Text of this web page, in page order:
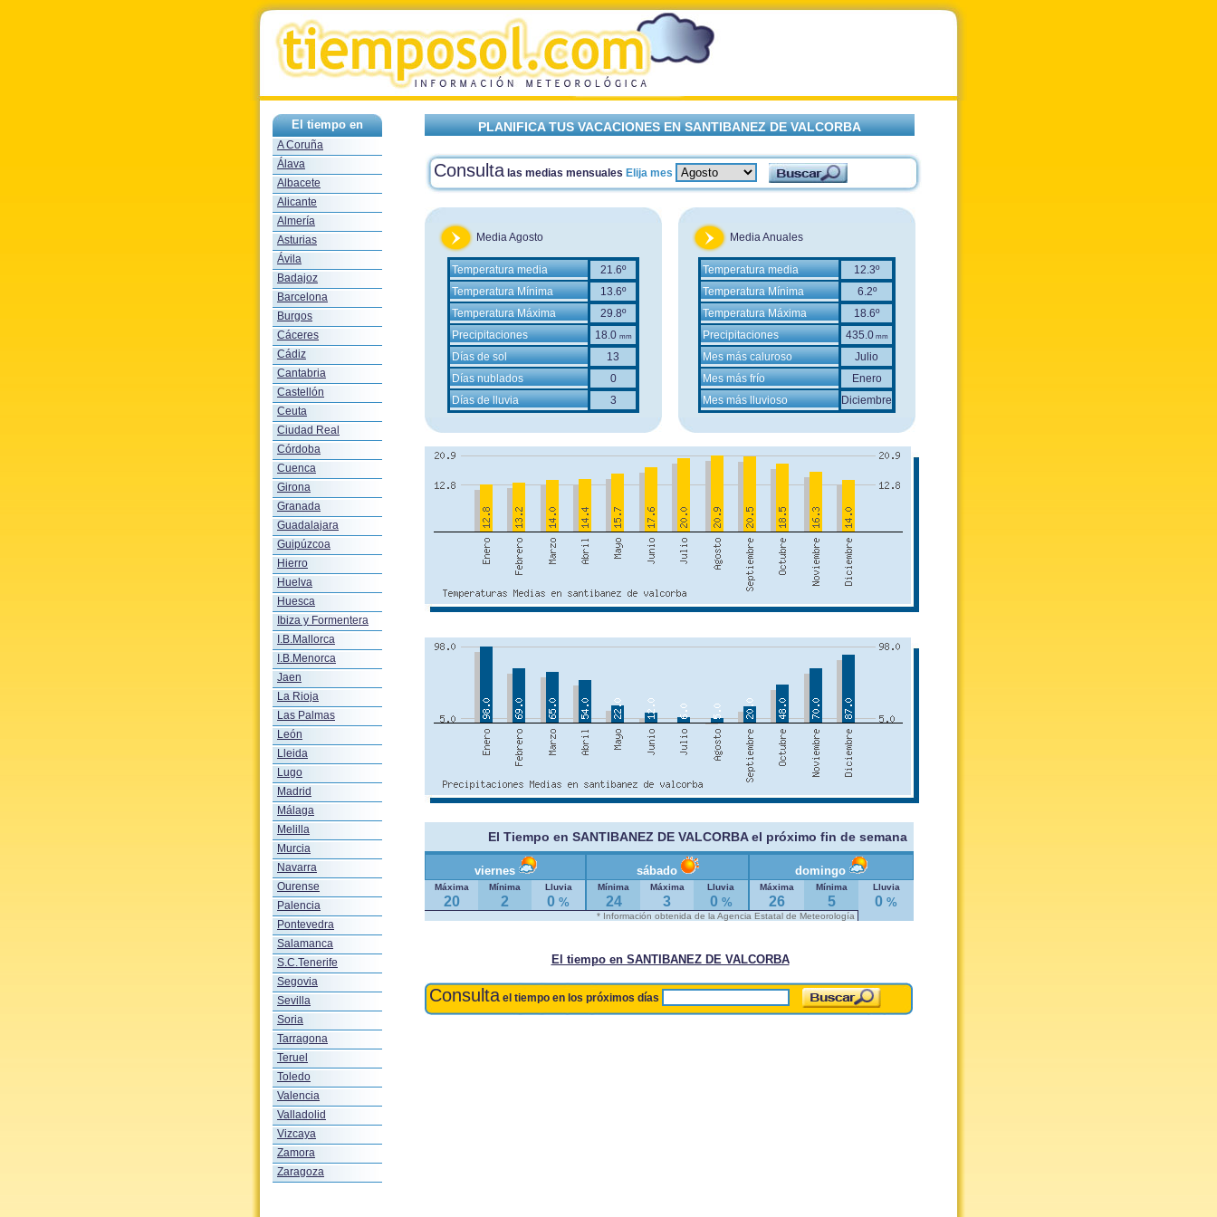
El tiempo en
A Coruña
Álava
Albacete
Alicante
Almería
Asturias
Ávila
Badajoz
Barcelona
Burgos
Cáceres
Cádiz
Cantabria
Castellón
Ceuta
Ciudad Real
Córdoba
Cuenca
Girona
Granada
Guadalajara
Guipúzcoa
Hierro
Huelva
Huesca
Ibiza y Formentera
I.B.Mallorca
I.B.Menorca
Jaen
La Rioja
Las Palmas
León
Lleida
Lugo
Madrid
Málaga
Melilla
Murcia
Navarra
Ourense
Palencia
Pontevedra
Salamanca
S.C.Tenerife
Segovia
Sevilla
Soria
Tarragona
Teruel
Toledo
Valencia
Valladolid
Vizcaya
Zamora
Zaragoza
PLANIFICA TUS VACACIONES EN SANTIBANEZ DE VALCORBA
Consulta las medias mensuales Elija mes
Media Agosto
Temperatura media
21.6º
Temperatura Mínima
13.6º
Temperatura Máxima
29.8º
Precipitaciones
18.0 mm
Días de sol
13
Días nublados
0
Días de lluvia
3
Media Anuales
Temperatura media
12.3º
Temperatura Mínima
6.2º
Temperatura Máxima
18.6º
Precipitaciones
435.0mm
Mes más caluroso
Julio
Mes más frío
Enero
Mes más lluvioso
Diciembre
El Tiempo en SANTIBANEZ DE VALCORBA el próximo fin de semana
viernes sábado domingo
Máxima Mínima Lluvia Mínima Máxima Lluvia Máxima Mínima Lluvia
20 2 0 % 24 3 0 % 26 5 0 %
* Información obtenida de la Agencia Estatal de Meteorología
El tiempo en SANTIBANEZ DE VALCORBA
Consulta el tiempo en los próximos días